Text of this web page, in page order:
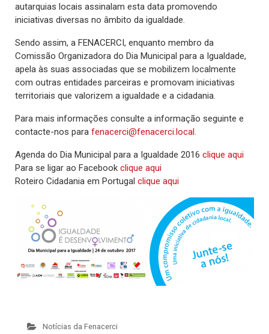
autarquias locais assinalam esta data promovendo
iniciativas diversas no âmbito da igualdade.
Sendo assim, a FENACERCI, enquanto membro da
Comissão Organizadora do Dia Municipal para a Igualdade,
apela às suas associadas que se mobilizem localmente
com outras entidades parceiras e promovam iniciativas
territoriais que valorizem a igualdade e a cidadania.
Para mais informações consulte a informação seguinte e
contacte-nos para fenacerci@fenacerci.local.
Agenda do Dia Municipal para a Igualdade 2016 clique aqui
Para se ligar ao Facebook clique aqui
Roteiro Cidadania em Portugal clique aqui
Notícias da Fenacerci